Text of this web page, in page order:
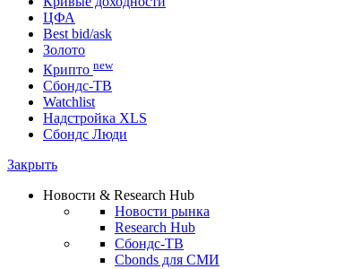
Портфель
Консенсусы
Поиск облигаций (ИИ)
Кривые доходности
ЦФА
Best bid/ask
Золото
Криптоnew
Сбондс-ТВ
Надстройка XLS
Сбондс Люди
Новости & Research Hub